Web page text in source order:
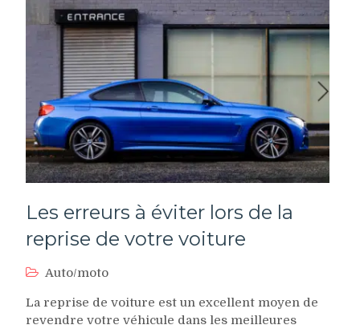
Les erreurs à éviter lors de la
reprise de votre voiture
Auto/moto
La reprise de voiture est un excellent moyen de
revendre votre véhicule dans les meilleures